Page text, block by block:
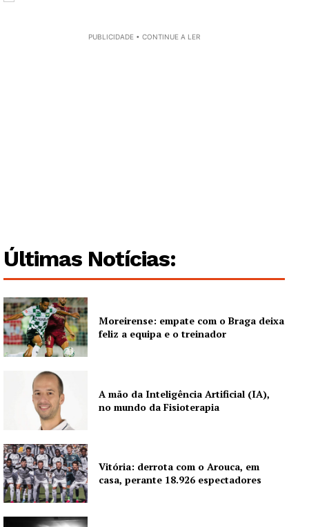
Artigos
Edição Digital
Europa
Grande Entrevista
Publicidade
PUBLICIDADE • CONTINUE A LER
Últimas Notícias:
Moreirense: empate com o Braga deixa
feliz a equipa e o treinador
A mão da Inteligência Artificial (IA),
no mundo da Fisioterapia
Vitória: derrota com o Arouca, em
casa, perante 18.926 espectadores